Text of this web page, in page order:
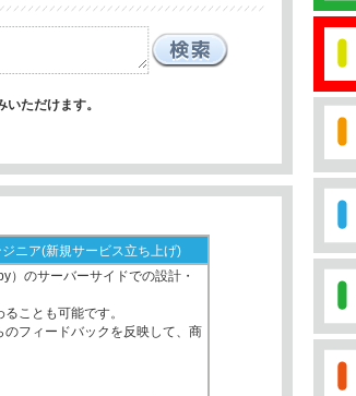
ただけます。
ニア(新規サービス立ち上げ)
）のサーバーサイドでの設計・
ことも可能です。
フィードバックを反映して、商